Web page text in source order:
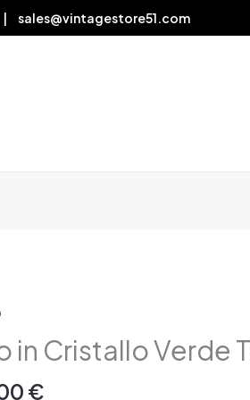
| sales@vintagestore51.com
in Cristallo Verde
€